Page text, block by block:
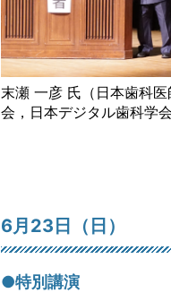
末瀬 一彦 氏（日本歯科
会，日本デジタル歯科学会
6月23日（日）
●特別講演